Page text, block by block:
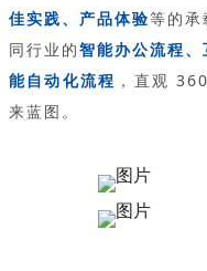
佳实践、产品体验等的承
同行业的智能办公流程
能自动化流程 ，直观
来蓝图。